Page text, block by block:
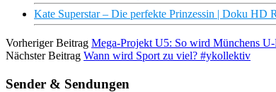
Kate Superstar – Die perfekte Prinzessin | Doku HD
Vorheriger Beitrag Mega-Projekt U5: So wird Münchens
Nächster Beitrag Wann wird Sport zu viel? #ykollektiv
Sender & Sendungen